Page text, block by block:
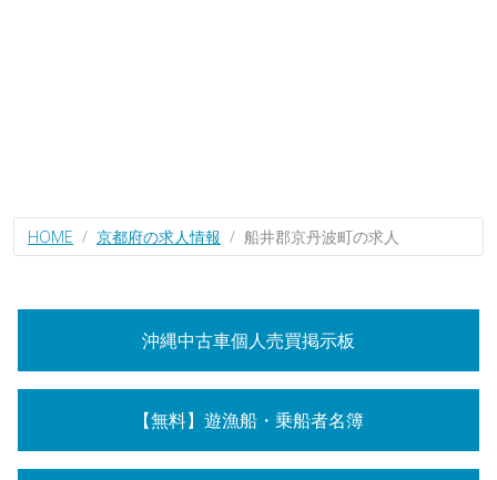
HOME 京都府の求人情報 船井郡京丹波町の求人
沖縄中古車個人売買掲示板
【無料】遊漁船・乗船者名簿